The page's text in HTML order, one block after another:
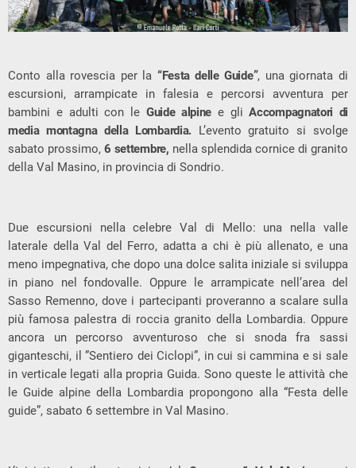
Conto alla rovescia per la “Festa delle Guide”, una giornata di
escursioni, arrampicate in falesia e percorsi avventura per
bambini e adulti con le Guide alpine e gliAccompagnatori di
media montagna della Lombardia. L’evento gratuito si svolge
sabato prossimo,6 settembre, nella splendida cornice di granito
della Val Masino, in provincia di Sondrio.
Due escursioni nella celebre Val di Mello: una nella valle
laterale della Val del Ferro, adatta a chi è più allenato, e una
meno impegnativa, che dopo una dolce salita iniziale si sviluppa
in piano nel fondovalle. Oppure le arrampicate nell’area del
Sasso Remenno, dove i partecipanti proveranno a scalare sulla
più famosa palestra di roccia granito della Lombardia. Oppure
ancora un percorso avventuroso che si snoda fra sassi
giganteschi, il ”Sentiero dei Ciclopi”, in cui si cammina e si sale
in verticale legati alla propria Guida. Sono queste le attività che
le Guide alpine della Lombardia propongono alla “Festa delle
guide”, sabato 6 settembre in Val Masino.